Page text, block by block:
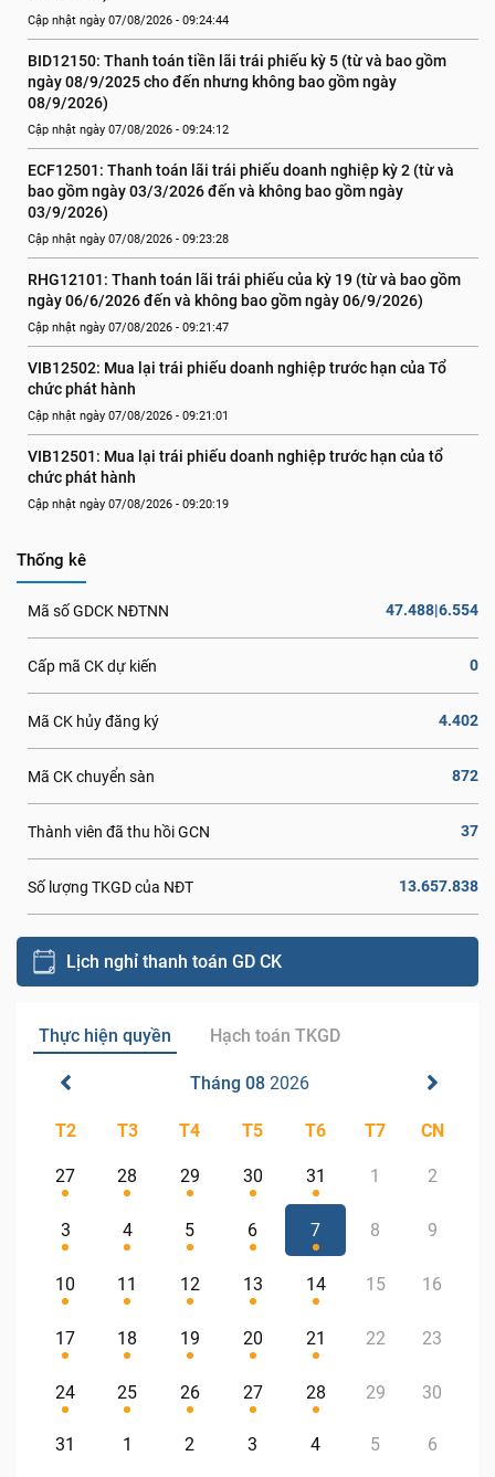
Cập nhật ngày 07/08/2026 - 09:24:44
BID12150: Thanh toán tiền lãi trái phiếu kỳ 5 (từ và bao gồm
ngày 08/9/2025 cho đến nhưng không bao gồm ngày
08/9/2026)
Cập nhật ngày 07/08/2026 - 09:24:12
ECF12501: Thanh toán lãi trái phiếu doanh nghiệp kỳ 2 (từ và
bao gồm ngày 03/3/2026 đến và không bao gồm ngày
03/9/2026)
Cập nhật ngày 07/08/2026 - 09:23:28
RHG12101: Thanh toán lãi trái phiếu của kỳ 19 (từ và bao gồm
ngày 06/6/2026 đến và không bao gồm ngày 06/9/2026)
Cập nhật ngày 07/08/2026 - 09:21:47
VIB12502: Mua lại trái phiếu doanh nghiệp trước hạn của Tổ
chức phát hành
Cập nhật ngày 07/08/2026 - 09:21:01
VIB12501: Mua lại trái phiếu doanh nghiệp trước hạn của tổ
chức phát hành
Cập nhật ngày 07/08/2026 - 09:20:19
Thống kê
Mã số GDCK NĐTNN 47.488|6.554
Cấp mã CK dự kiến 0
Mã CK hủy đăng ký 4.402
Mã CK chuyển sàn 872
Thành viên đã thu hồi GCN 37
Số lượng TKGD của NĐT 13.657.838
Lịch nghỉ thanh toán GD CK
Thực hiện quyền Hạch toán TKGD
Tháng 08 2026
T2 T3 T4 T5 T6 T7 CN
27 28 29 30 31 1 2
3 4 5 6 7 8 9
10 11 12 13 14 15 16
17 18 19 20 21 22 23
24 25 26 27 28 29 30
31 1 2 3 4 5 6